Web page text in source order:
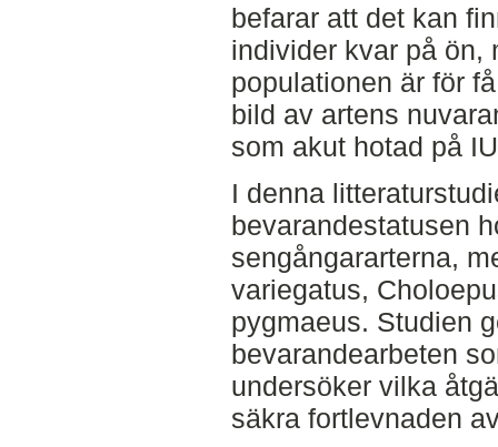
befarar att det kan
individer kvar på ön,
populationen är för
bild av artens
som akut hotad på
I denna
bevarandestatusen
sengångararterna,
variegatus,
pygmaeus. Studien
bevarandearbeten
undersöker vilka
säkra fortlevnaden